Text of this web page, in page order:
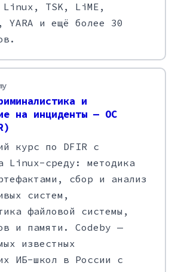
Linux, TSK, LiME,
YARA и ещё более 30
и
на инциденты — ОС
курс по DFIR с
Linux-среду: методика
сбор и анализ
систем,
файловой системы,
и памяти. Codeby —
известных
ИБ-школ в России с